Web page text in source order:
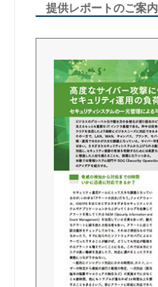
提供レポートのご案内